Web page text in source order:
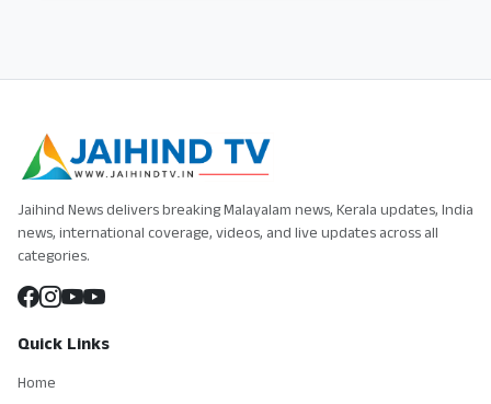
Jaihind News delivers breaking Malayalam news, Kerala updates, India
news, international coverage, videos, and live updates across all
categories.
Quick Links
Home